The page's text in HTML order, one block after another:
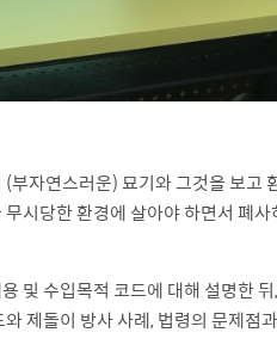
자연스러운) 묘기와 그것을 보
시당한 환경에 살아야 하면서 폐
및 수입목적 코드에 대해 설명한
제돌이 방사 사례, 법령의 문제점